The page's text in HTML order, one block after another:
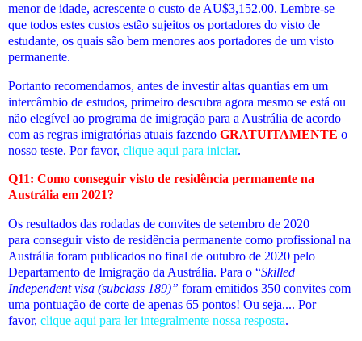
menor de idade, acrescente o custo de AU$3,152.00. Lembre-se
que todos estes custos estão sujeitos os portadores do visto de
estudante, os quais são bem menores aos portadores de um visto
permanente.
Portanto recomendamos, antes de investir altas quantias em um
intercâmbio de estudos, primeiro descubra agora mesmo se está ou
não elegível ao programa de imigração para a Austrália de acordo
com as regras imigratórias atuais fazendo GRATUITAMENTE o
nosso teste. Por favor, clique aqui para iniciar.
Q11: Como conseguir visto de residência permanente na
Austrália em 2021?
Os resultados das rodadas de convites de setembro de 2020
para conseguir visto de residência permanente como profissional na
Austrália foram publicados no final de outubro de 2020 pelo
Departamento de Imigração da Austrália. Para o “Skilled
Independent visa (subclass 189)” foram emitidos 350 convites com
uma pontuação de corte de apenas 65 pontos! Ou seja.... Por
favor, clique aqui para ler integralmente nossa resposta.